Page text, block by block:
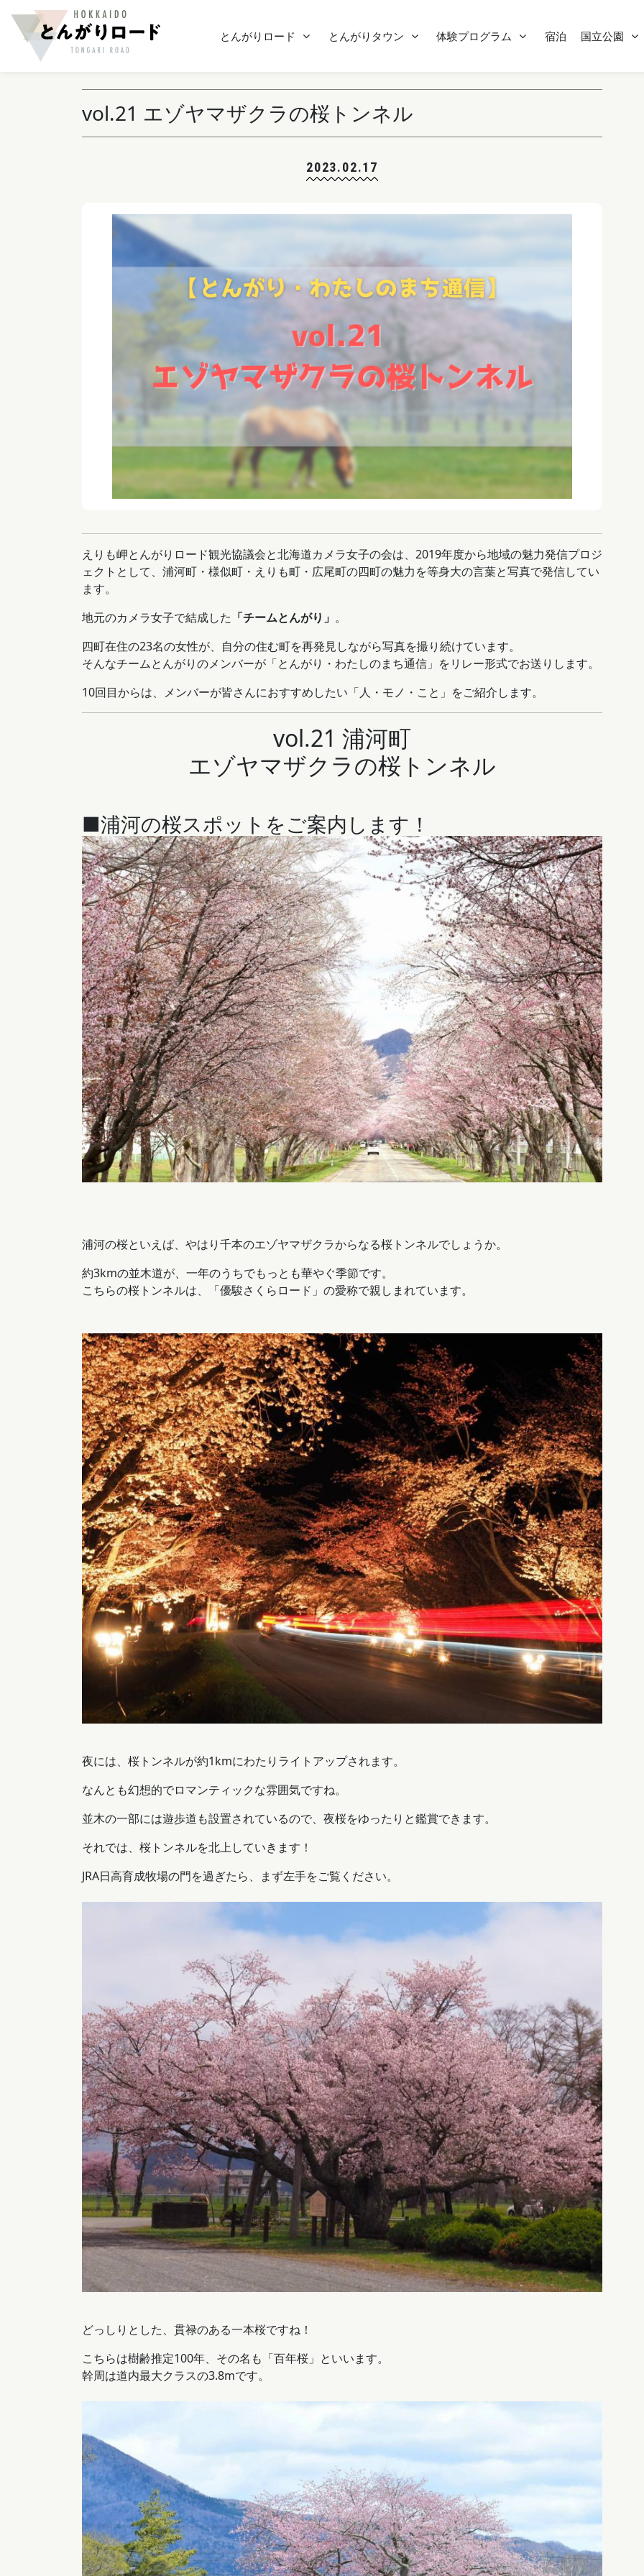
とんがりロード とんがりタウン 体験プログラム 宿泊 国立公園
vol.21 エゾヤマザクラの桜トンネル
2023.02.17
えりも岬とんがりロード観光協議会と北海道カメラ女子の会は、2019年度から地域の魅力発信プロジ
ェクトとして、浦河町・様似町・えりも町・広尾町の四町の魅力を等身大の言葉と写真で発信してい
ます。
地元のカメラ女子で結成した 「チームとんがり」 。
四町在住の23名の女性が、自分の住む町を再発見しながら写真を撮り続けています。
そんなチームとんがりのメンバーが「とんがり・わたしのまち通信」をリレー形式でお送りします。
10回目からは、メンバーが皆さんにおすすめしたい「人・モノ・こと」をご紹介します。
vol.21 浦河町
エゾヤマザクラの桜トンネル
■浦河の桜スポットをご案内します！
浦河の桜といえば、やはり千本のエゾヤマザクラからなる桜トンネルでしょうか。
約3kmの並木道が、一年のうちでもっとも華やぐ季節です。
こちらの桜トンネルは、「優駿さくらロード」の愛称で親しまれています。
夜には、桜トンネルが約1kmにわたりライトアップされます。
なんとも幻想的でロマンティックな雰囲気ですね。
並木の一部には遊歩道も設置されているので、夜桜をゆったりと鑑賞できます。
それでは、桜トンネルを北上していきます！
JRA日高育成牧場の門を過ぎたら、まず左手をご覧ください。
どっしりとした、貫禄のある一本桜ですね！
こちらは樹齢推定100年、その名も「百年桜」といいます。
幹周は道内最大クラスの3.8mです。